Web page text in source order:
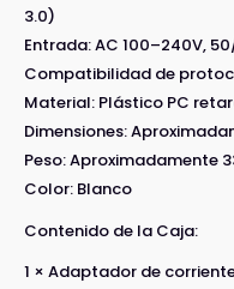
3.0)
Entrada: AC 100–240V,
Compatibilidad de
Material: Plástico PC
Dimensiones:
Peso: Aproximadamente
Color: Blanco
Contenido de la Caja:
1 × Adaptador de